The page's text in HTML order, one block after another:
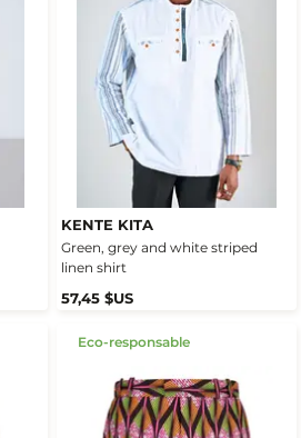
KENTE KITA
Green, grey and white striped
linen shirt
57,45 $US
Eco-responsable